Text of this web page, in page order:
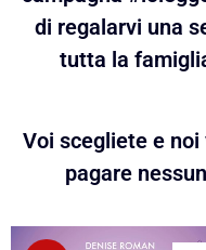
di regalarvi una
tutta la
Voi scegliete e
pagare